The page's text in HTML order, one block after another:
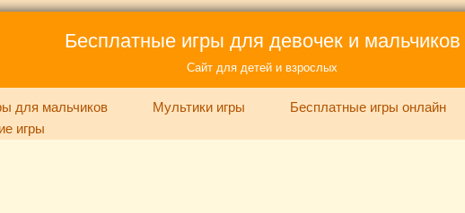
Бесплатные игры для девочек и мальчиков
Сайт для детей и взрослых
для мальчиков Мультики игры Бесплатные игры онлайн
игры